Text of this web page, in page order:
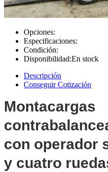
Opciones:
Especificaciones:
Condición:
Disponibilidad:En stock
Descripción
Conseguir Cotización
Montacargas
con operador
y cuatro